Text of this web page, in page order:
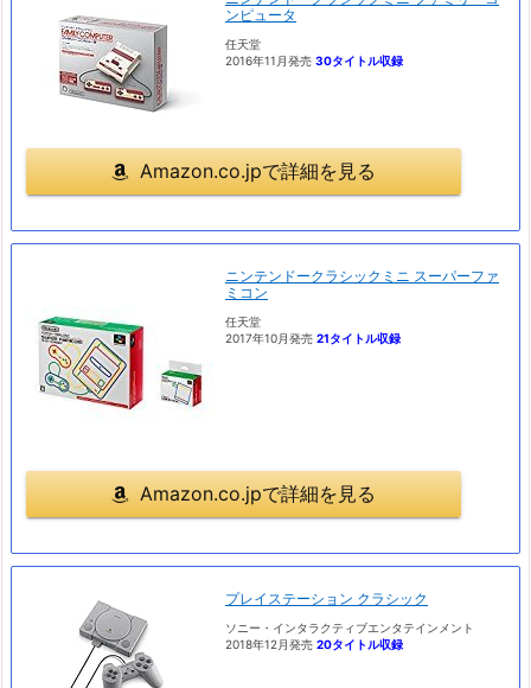
ンピュータ
任天堂
2016年11月発売 30タイトル収録
Amazon.co.jpで詳細を見る
ニンテンドークラシックミニ スーパーファ
ミコン
任天堂
2017年10月発売 21タイトル収録
Amazon.co.jpで詳細を見る
プレイステーション クラシック
ソニー・インタラクティブエンタテインメント
2018年12月発売 20タイトル収録